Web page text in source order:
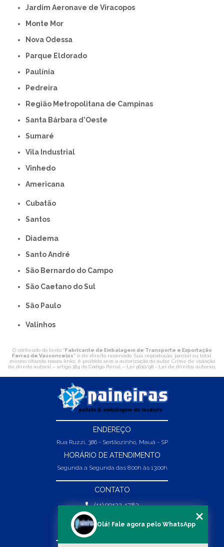
Jardim Aeronave de Viracopos
Monte Mor
Nova Odessa
Parque Eldorado
Paulínia
Pedreira
Região Metropolitana de Campinas
Santa Bárbara d'Oeste
Sumaré
Vila Industrial
Vinhedo
americana
Cubatão
Santos
Diadema
Santo André
São Bernardo do Campo
São Caetano do Sul
São Paulo
Valinhos
O conteúdo do texto " Fabricante de Embalagem de Transporte e Exportação
Ferraz de Vasconcelos" é de direito reservado. Sua reprodução, parcial ou total,
mesmo citando nossos links, é proibida sem a autorização do autor. Crime de violação
de direito autoral – artigo 184 do Código Penal – Lei 9610/98 - Lei de direitos autorais.
ENDEREÇO
Rua Ruzzi, 386 - Sertãozinho, Mauá - SP
HORÁRIO DE ATENDIMENTO
Segunda a Segunda das 8:00h às 13:00h
CONTATO
(11) 99132-1783
(11) 99132-1783
vendas@abpaineiras.com.br
Olá! Fale agora pelo WhatsApp